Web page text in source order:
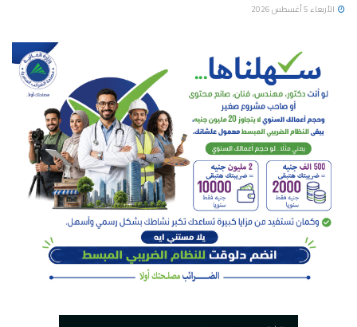
الأربعاء 5 أغسطس 2026